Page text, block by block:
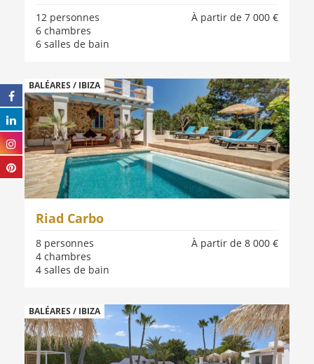
À partir de 7 000 €
12 personnes
6 chambres
6 salles de bain
BALÉARES / IBIZA
Riad Carbo
À partir de 8 000 €
8 personnes
4 chambres
4 salles de bain
BALÉARES / IBIZA